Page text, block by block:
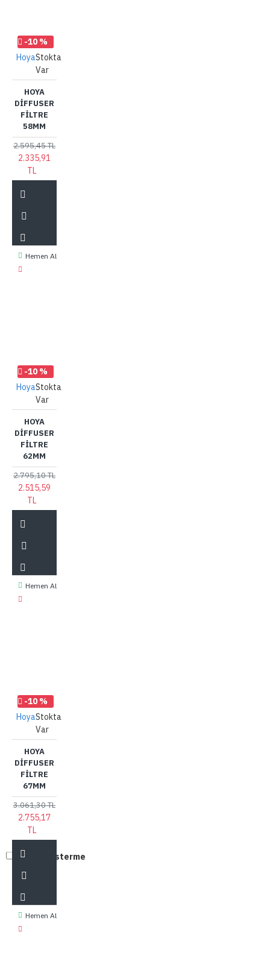
Tekrar gösterme
-10 %
HoyaStokta
Var
HOYA
DIFFUSER
FILTRE
58MM
2.595,45 TL
2.335,91
TL
Hemen Al
-10 %
HoyaStokta
Var
HOYA
DIFFUSER
FILTRE
62MM
2.795,10 TL
2.515,59
TL
Hemen Al
-10 %
HoyaStokta
Var
HOYA
DIFFUSER
FILTRE
67MM
3.061,30 TL
2.755,17
TL
Hemen Al